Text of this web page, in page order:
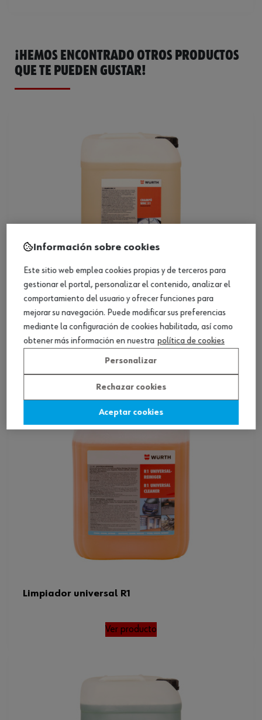
¡HEMOS ENCONTRADO OTROS PRODUCTOS
QUE TE PUEDEN GUSTAR!
Self-drying bodywork cleaner WNC 31
Ver producto
Limpiador universal R1
Ver producto
Información sobre cookies
Este sitio web emplea cookies propias y de terceros para
gestionar el portal, personalizar el contenido, analizar el
comportamiento del usuario y ofrecer funciones para
mejorar su navegación. Puede modificar sus preferencias
mediante la configuración de cookies habilitada, así como
obtener más información en nuestra política de cookies
Personalizar
Rechazar cookies
Aceptar cookies